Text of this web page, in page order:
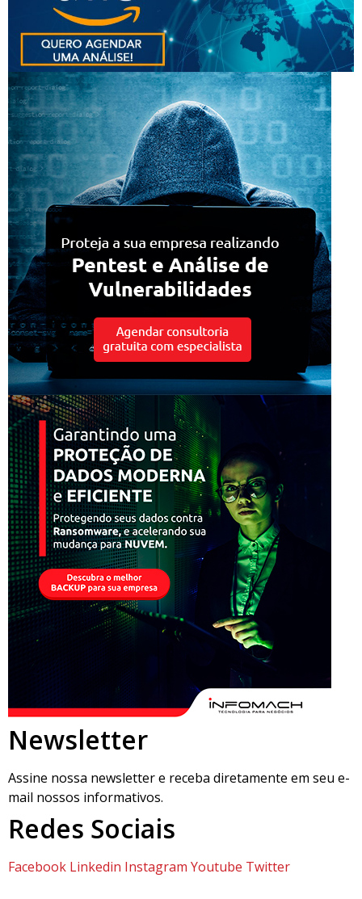
Newsletter
Assine nossa newsletter e receba diretamente em seu e-
mail nossos informativos.
Redes Sociais
Facebook Linkedin Instagram Youtube Twitter